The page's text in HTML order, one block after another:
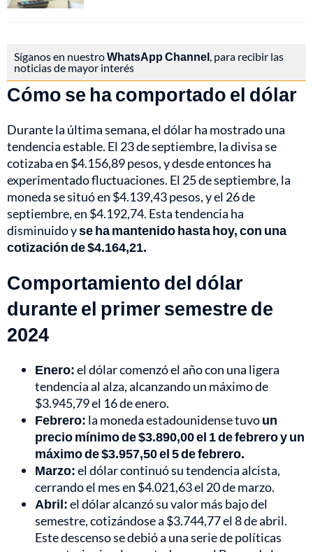
Síganos en nuestroWhatsApp Channel, para recibir las
noticias de mayor interés
Cómo se ha comportado el dólar
Durante la última semana, el dólar ha mostrado una
tendencia estable. El 23 de septiembre, la divisa se
cotizaba en $4.156,89 pesos, y desde entonces ha
experimentado fluctuaciones. El 25 de septiembre, la
moneda se situó en $4.139,43 pesos, y el 26 de
septiembre, en $4.192,74. Esta tendencia ha
disminuido yse ha mantenido hasta hoy, con una
cotización de $4.164,21.
Comportamiento del dólar
durante el primer semestre de
2024
Enero:el dólar comenzó el año con una ligera
tendencia al alza, alcanzando un máximo de
$3.945,79 el 16 de enero.
Febrero: la moneda estadounidense tuvoun
precio mínimo de $3.890,00 el 1 de febrero y un
máximo de $3.957,50 el 5 de febrero.
Marzo:el dólar continuó su tendencia alcista,
cerrando el mes en $4.021,63 el 20 de marzo.
Abril:el dólar alcanzó su valor más bajo del
semestre, cotizándose a $3.744,77 el 8 de abril.
Este descenso se debió a una serie de políticas